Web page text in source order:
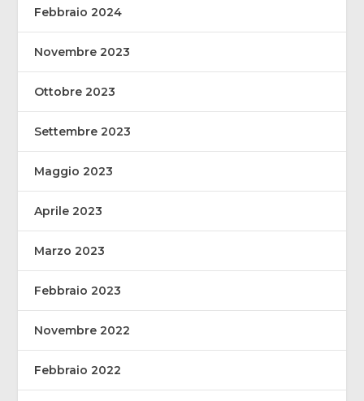
Febbraio 2024
Novembre 2023
Ottobre 2023
Settembre 2023
Maggio 2023
Aprile 2023
Marzo 2023
Febbraio 2023
Novembre 2022
Febbraio 2022